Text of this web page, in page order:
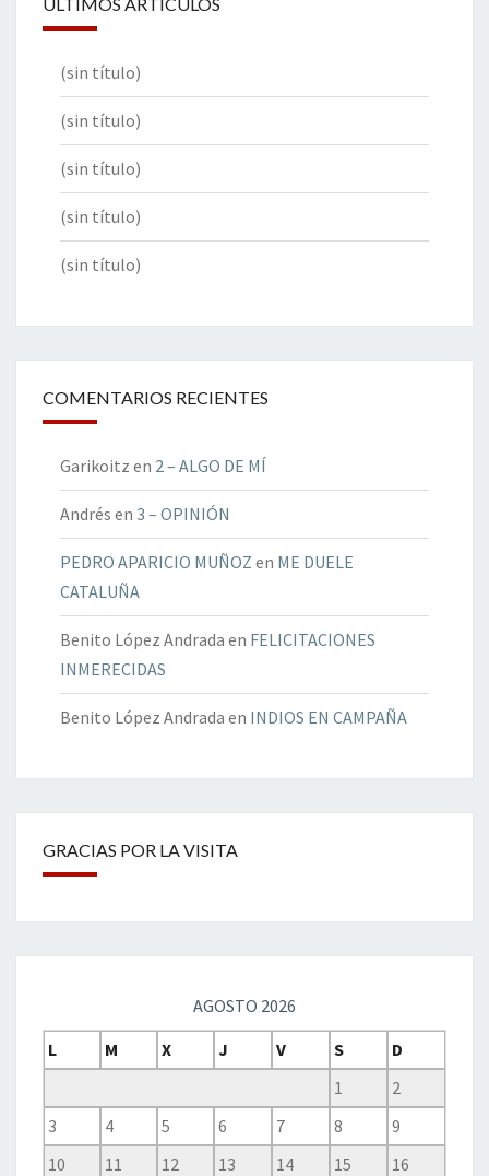
(sin título)
(sin título)
(sin título)
(sin título)
(sin título)
COMENTARIOS RECIENTES
Garikoitz en 2 – ALGO DE MÍ
Andrés en 3 – OPINIÓN
PEDRO APARICIO MUÑOZ en ME DUELE
CATALUÑA
Benito López Andrada en FELICITACIONES
INMERECIDAS
Benito López Andrada en INDIOS EN CAMPAÑA
GRACIAS POR LA VISITA
AGOSTO 2026
L
M X J V S
D
1
2
3
4 5 6 7 8
9
10
11 12 13 14 15
16